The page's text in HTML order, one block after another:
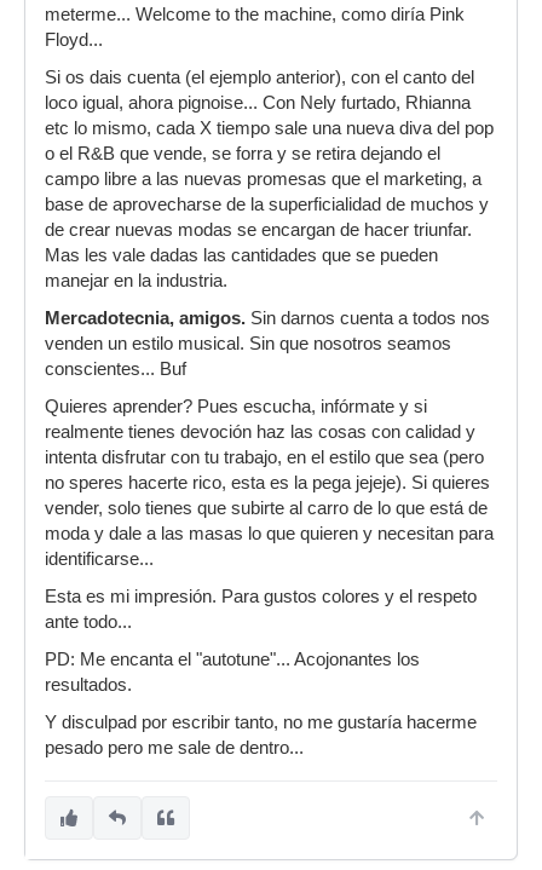
meterme... Welcome to the machine, como diría Pink
Floyd...
Si os dais cuenta (el ejemplo anterior), con el canto del
loco igual, ahora pignoise... Con Nely furtado, Rhianna
etc lo mismo, cada X tiempo sale una nueva diva del pop
o el R&B que vende, se forra y se retira dejando el
campo libre a las nuevas promesas que el marketing, a
base de aprovecharse de la superficialidad de muchos y
de crear nuevas modas se encargan de hacer triunfar.
Mas les vale dadas las cantidades que se pueden
manejar en la industria.
Mercadotecnia, amigos. Sin darnos cuenta a todos nos
venden un estilo musical. Sin que nosotros seamos
conscientes... Buf
Quieres aprender? Pues escucha, infórmate y si
realmente tienes devoción haz las cosas con calidad y
intenta disfrutar con tu trabajo, en el estilo que sea (pero
no speres hacerte rico, esta es la pega jejeje). Si quieres
vender, solo tienes que subirte al carro de lo que está de
moda y dale a las masas lo que quieren y necesitan para
identificarse...
Esta es mi impresión. Para gustos colores y el respeto
ante todo...
PD: Me encanta el "autotune"... Acojonantes los
resultados.
Y disculpad por escribir tanto, no me gustaría hacerme
pesado pero me sale de dentro...